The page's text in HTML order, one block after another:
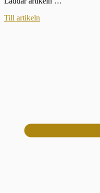
Till artikeln